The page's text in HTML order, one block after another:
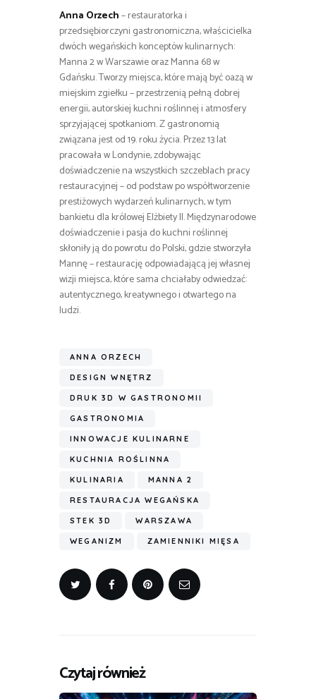
Anna Orzech– restauratorka i
przedsiębiorczyni gastronomiczna, właścicielka
dwóch wegańskich konceptów kulinarnych:
Manna 2 w Warszawie oraz Manna 68 w
Gdańsku. Tworzy miejsca, które mają być oazą w
miejskim zgiełku – przestrzenią pełną dobrej
energii, autorskiej kuchni roślinnej i atmosfery
sprzyjającej spotkaniom. Z gastronomią
związana jest od 19. roku życia. Przez 13 lat
pracowała w Londynie, zdobywając
doświadczenie na wszystkich szczeblach pracy
restauracyjnej – od podstaw po współtworzenie
prestiżowych wydarzeń kulinarnych, w tym
bankietu dla królowej Elżbiety II. Międzynarodowe
doświadczenie i pasja do kuchni roślinnej
skłoniły ją do powrotu do Polski, gdzie stworzyła
Mannę – restaurację odpowiadającą jej własnej
wizji miejsca, które sama chciałaby odwiedzać:
autentycznego, kreatywnego i otwartego na
ludzi.
ANNA ORZECH
DESIGN WNĘTRZ
DRUK 3D W GASTRONOMII
GASTRONOMIA
INNOWACJE KULINARNE
KUCHNIA ROŚLINNA
KULINARIA MANNA 2
RESTAURACJA WEGAŃSKA
STEK 3D WARSZAWA
WEGANIZM ZAMIENNIKI MIĘSA
Czytaj również